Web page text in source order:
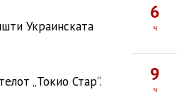
Украинската
„Токио Стар“.
6
ч
9
ч